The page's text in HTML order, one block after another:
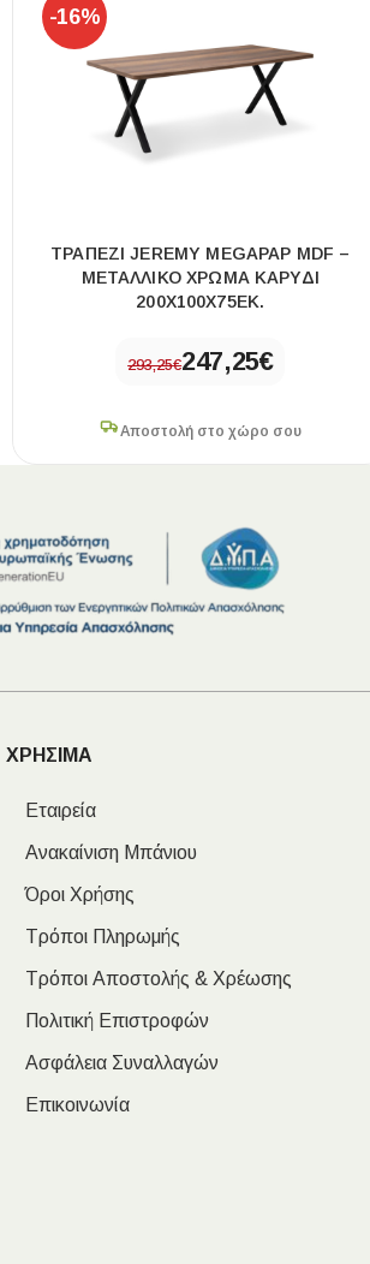
-16%
ΤΡΑΠΈΖΙ JEREMY MEGAPAP MDF –
ΜΕΤΑΛΛΙΚΌ ΧΡΏΜΑ ΚΑΡΥΔΊ
200X100X75ΕΚ.
293,25€247,25€
Αποστολή στο χώρο σου
ΧΡΗΣΙΜΑ
Εταιρεία
Ανακαίνιση Μπάνιου
Όροι Χρήσης
Τρόποι Πληρωμής
Τρόποι Αποστολής & Χρέωσης
Πολιτική Επιστροφών
Ασφάλεια Συναλλαγών
Επικοινωνία